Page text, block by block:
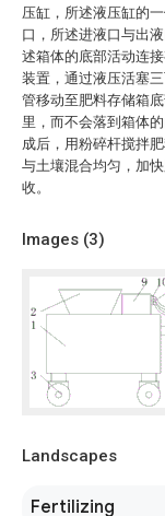
压缸，所述液压缸的
口，所述进液口与出
述箱体的底部活动连
装置，通过液压活塞
管移动至肥料存储箱
里，而不会落到箱体
成后，用粉碎杆搅拌
与土壤混合均匀，加
收。
Images (3)
Landscapes
Fertilizing